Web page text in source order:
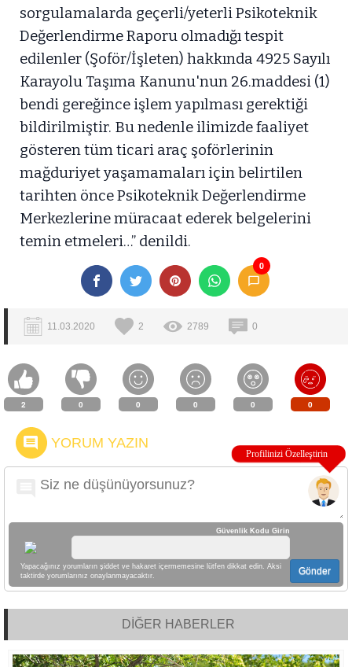
sorgulamalarda geçerli/yeterli Psikoteknik
Değerlendirme Raporu olmadığı tespit
edilenler (Şoför/İşleten) hakkında 4925 Sayılı
Karayolu Taşıma Kanunu'nun 26.maddesi (1)
bendi gereğince işlem yapılması gerektiği
bildirilmiştir. Bu nedenle ilimizde faaliyet
gösteren tüm ticari araç şoförlerinin
mağduriyet yaşamamaları için belirtilen
tarihten önce Psikoteknik Değerlendirme
Merkezlerine müracaat ederek belgelerini
temin etmeleri…” denildi.
0
11.03.2020 2 2789 0
2 0 0 0 0 0
YORUM YAZIN
Güvenlik Kodu Girin
Yapacağınız yorumların şiddet ve hakaret içermemesine lütfen dikkat edin. Aksi
taktirde yorumlarınız onaylanmayacaktır.
Gönder
DİĞER HABERLER